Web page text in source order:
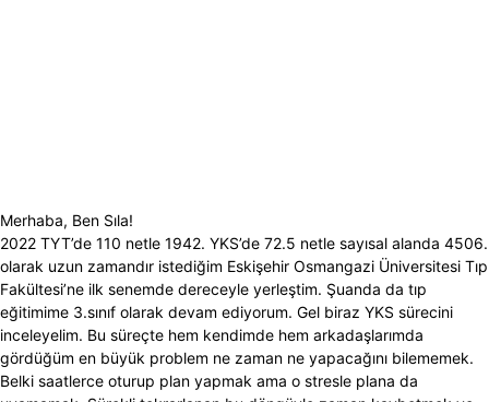
Merhaba, Ben Sıla!
2022 TYT’de 110 netle 1942. YKS’de 72.5 netle sayısal alanda 4506.
olarak uzun zamandır istediğim Eskişehir Osmangazi Üniversitesi Tıp
Fakültesi’ne ilk senemde dereceyle yerleştim. Şuanda da tıp
eğitimime 3.sınıf olarak devam ediyorum. Gel biraz YKS sürecini
inceleyelim. Bu süreçte hem kendimde hem arkadaşlarımda
gördüğüm en büyük problem ne zaman ne yapacağını bilememek.
Belki saatlerce oturup plan yapmak ama o stresle plana da